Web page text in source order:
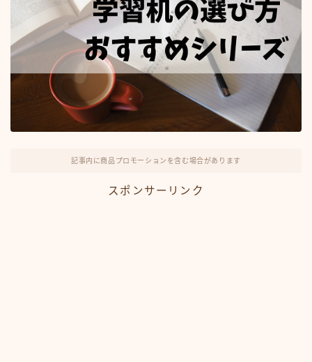
記事内に商品プロモーションを含む場合があります
スポンサーリンク